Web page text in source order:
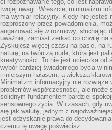
ci rozpoznawanie tego, co jest
twojej uwagi. Wreszcie, minimalizm
ma wymiar relacyjny. Kiedy nie jesteś
rozproszony przez powiadomienia,
angażować się w rozmowy, słuchając
uważnie, zamiast zerkać co chwilę na
Zyskujesz więcej czasu na pasje, na
naturę, na twórczą nudę, która jest
kreatywności. To nie jest ucieczka od
wybór bardziej świadomego bycia w
mniejszym hałasem, a większą
Minimalizm informacyjny nie rozwiąże
problemów współczesności, ale może
solidnym fundamentem bardziej
sensownego życia. W czasach, gdy
się jak walutę, jednym z
jest odzyskanie prawa do
czemu tę uwagę poświęcisz.